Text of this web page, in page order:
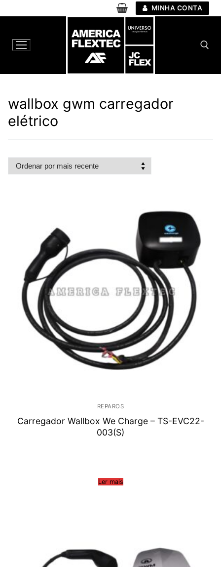
para
conteúdo
MINHA CONTA
wallbox gwm carregador
elétrico
REPAROS
Carregador Wallbox We Charge – TS-EVC22-
003(S)
Ler mais